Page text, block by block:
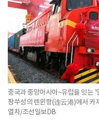
중국과 중앙아시아~유럽을 잇는
장쑤성의 렌윈항(连云港)에서 카
열차/조선일보DB